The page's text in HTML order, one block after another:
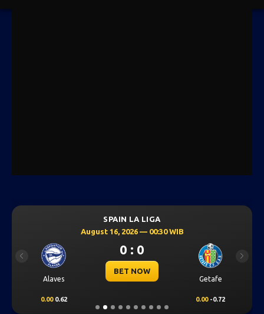
SPAIN LA LIGA
August 16, 2026 — 00:30 WIB
Alaves
0 : 0
BET NOW
Getafe
0.00 0.62 0.00 -0.72
Previous Next